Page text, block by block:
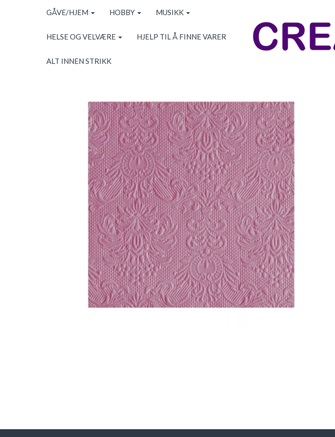
GÅVE/HJEM HOBBY MUSIKK
HELSE OG VELVÆRE HJELP TIL Å FINNE VARER
ALT INNEN STRIKK